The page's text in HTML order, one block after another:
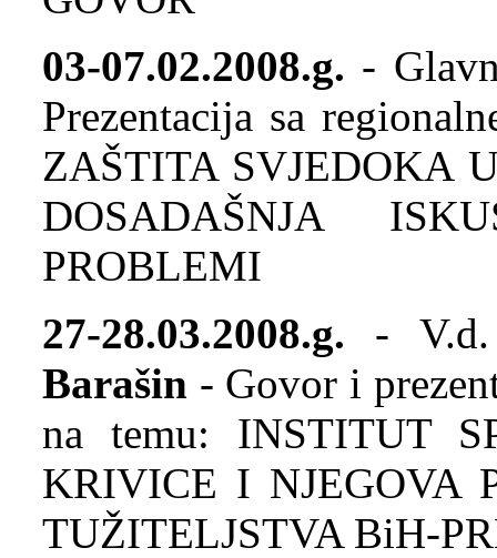
03-07.02.2008.g. -
Prezentacija sa
ZAŠTITA SVJEDOKA
DOSADAŠNJA
PROBLEMI
27-28.03.2008.g. -
Barašin - Govor i
na temu: INSTITUT
KRIVICE I NJEGOVA
TUŽITELJSTVA BiH-